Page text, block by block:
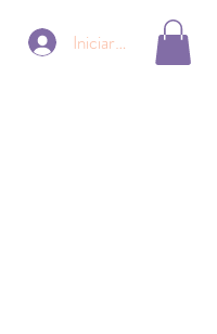
Iniciar sesión